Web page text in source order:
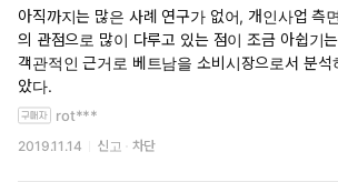
아직까지는 많은 사례 연구가 없어, 개인사업 측
의 관점으로 많이 다루고 있는 점이 조금 아쉽기
객관적인 근거로 베트남을 소비시장으로서 분석
았다.
rot***
2019.11.14 신고 차단